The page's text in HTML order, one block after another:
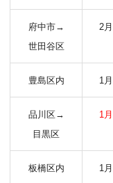
府中市→
世田谷区
2月
豊島区内 1月
品川区→
目黒区
1月
板橋区内 1月